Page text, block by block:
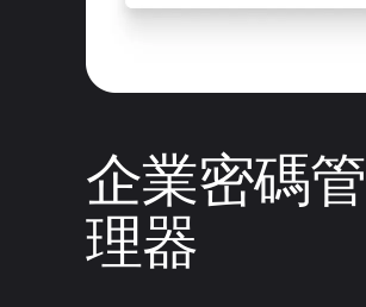
企業密碼管
理器